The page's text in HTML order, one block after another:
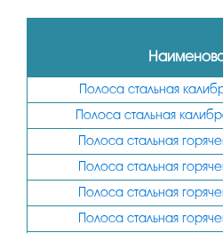
Полоса стальная
Полоса стальная
Полоса стальная
Полоса стальная
Полоса стальная
Полоса стальная